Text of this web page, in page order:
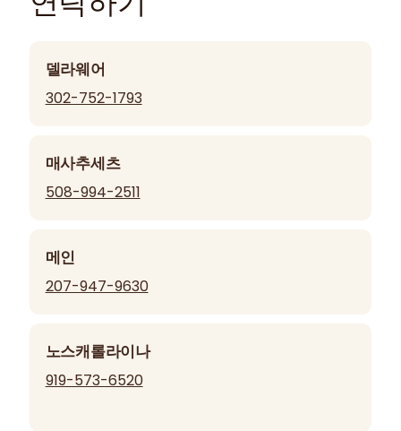
델라웨어
302-752-1793
매사추세츠
508-994-2511
메인
207-947-9630
노스캐롤라이나
919-573-6520